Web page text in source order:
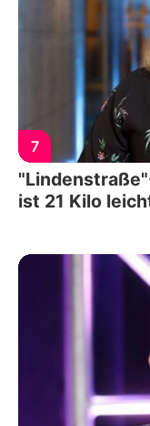
7
ist 21 Kilo